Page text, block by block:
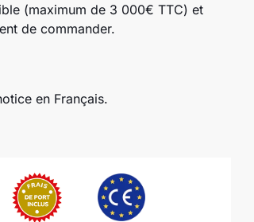
(maximum de 3 000€ TTC) et
de commander.
en Français.